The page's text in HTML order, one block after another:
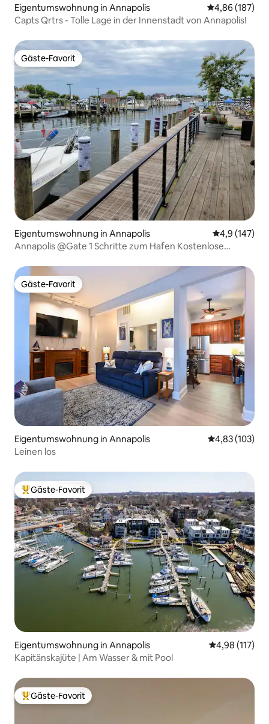
Eigentumswohnung in Annapolis
4,86 (187)
Capts Qrtrs - Tolle Lage in der Innenstadt von Annapolis!
Gäste-Favorit
Gäste-Favorit
Eigentumswohnung in Annapolis
4,9 (147)
Annapolis @Gate 1 Schritte zum Hafen Kostenlose
Gäste-Favorit
Gäste-Favorit
Eigentumswohnung in Annapolis
4,83 (103)
Leinen los
Beliebter Gäste-Favorit.
Gäste-Favorit
Eigentumswohnung in Annapolis
4,98 (117)
Kapitänskajüte | Am Wasser & mit Pool
Beliebter Gäste-Favorit.
Gäste-Favorit